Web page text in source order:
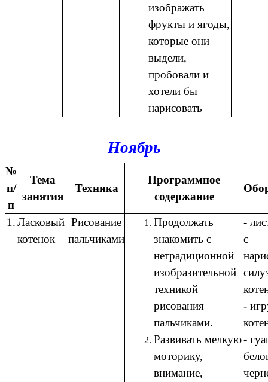
изображать
фрукты и ягоды,
которые они
выдели,
пробовали и
хотели бы
нарисовать
Ноябрь
№
п/
п
Тема
занятия
Техника
Программное
содержание
1.Ласковый
котенок
Рисование
пальчиками
Продолжать
знакомить с
нетрадиционной
изобразительной
техникой
рисования
пальчиками.
Развивать мелкую
моторику,
внимание,
-
с
-
-